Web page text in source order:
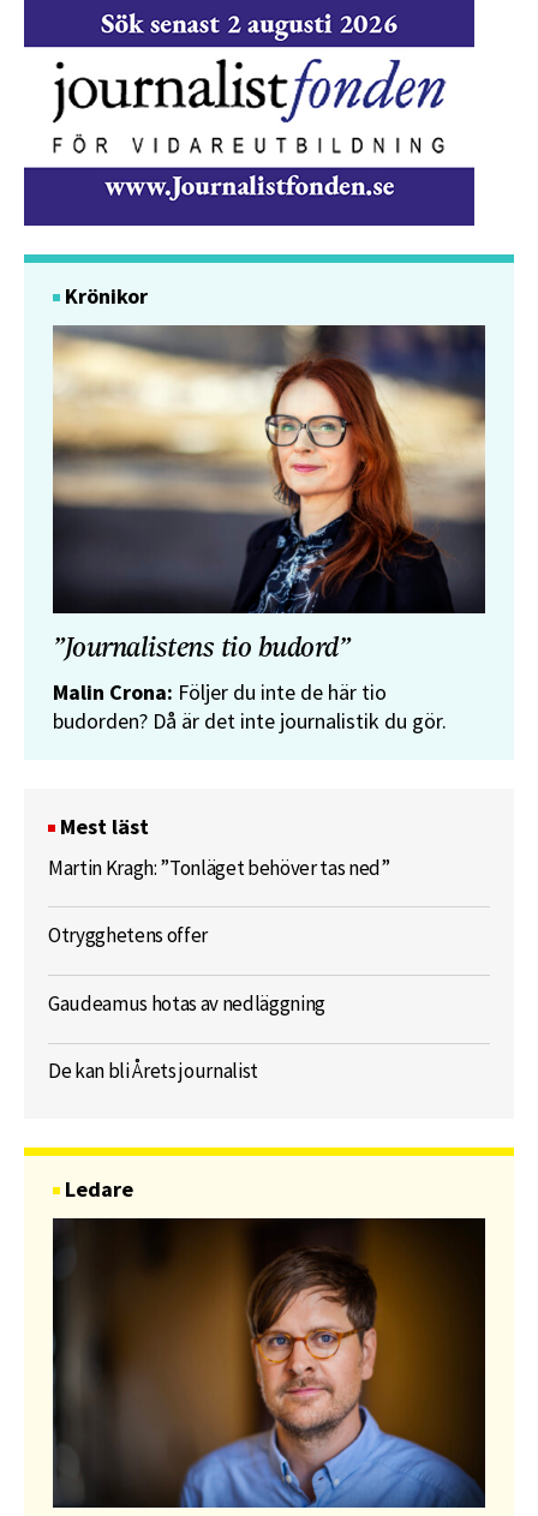
Krönikor
”Journalistens tio budord”
Malin Crona: Följer du inte de här tio
budorden? Då är det inte journalistik du gör.
Mest läst
Martin Kragh: ”Tonläget behöver tas ned”
Otrygghetens offer
Gaudeamus hotas av nedläggning
De kan bli Årets journalist
Ledare